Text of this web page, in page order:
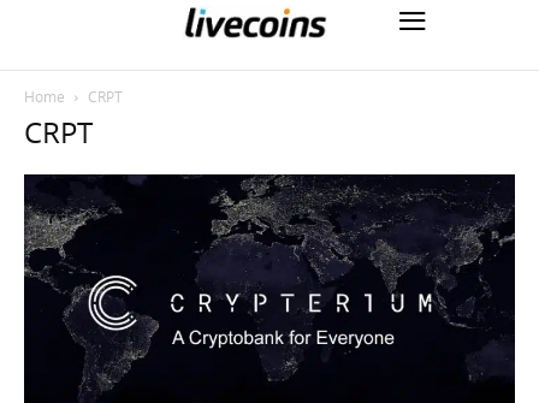
Home CRPT
CRPT